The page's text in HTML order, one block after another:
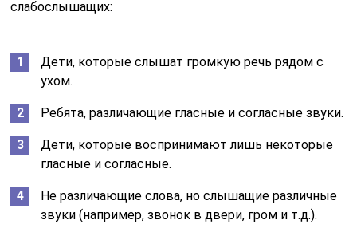
слабослышащих:
Дети, которые слышат громкую речь рядом с
ухом.
Ребята, различающие гласные и согласные звуки.
Дети, которые воспринимают лишь некоторые
гласные и согласные.
Не различающие слова, но слышащие различные
звуки (например, звонок в двери, гром и т.д.).